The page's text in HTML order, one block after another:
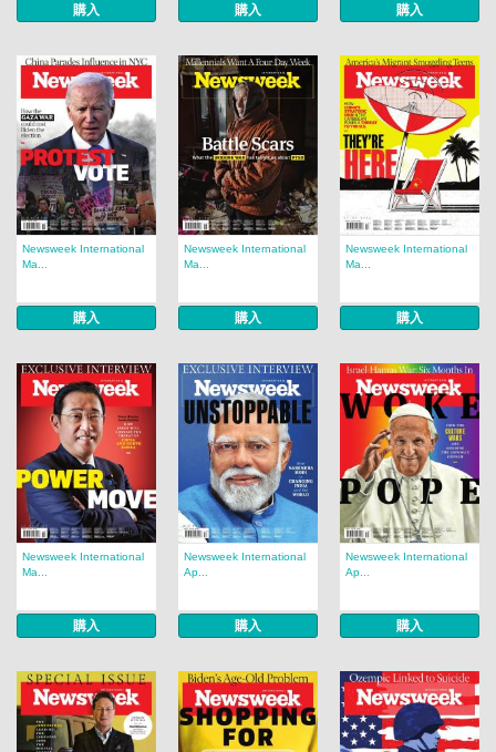
購入 購入 購入
Newsweek International
Ma...
購入
Newsweek International
Ma...
購入
Newsweek International
Ma...
購入
Newsweek International
Ma...
購入
Newsweek International
Ap...
購入
Newsweek International
Ap...
購入